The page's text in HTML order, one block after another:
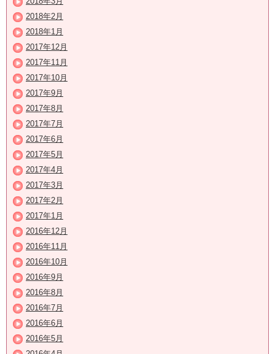
2018年2月
2018年1月
2017年12月
2017年11月
2017年10月
2017年9月
2017年8月
2017年7月
2017年6月
2017年5月
2017年4月
2017年3月
2017年2月
2017年1月
2016年12月
2016年11月
2016年10月
2016年9月
2016年8月
2016年7月
2016年6月
2016年5月